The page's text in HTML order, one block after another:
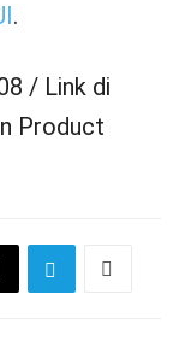
.
/ Link di
Product